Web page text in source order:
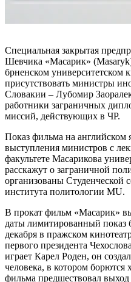
Специальная закрытая
Шевчика «Масарик» (Masaryk)
брненском университетском
присутствовать министры
Словакии – Лубомир
работники заграничных
миссий, действующих в ЧР.
Показ фильма на английском
выступления министров с
факультете Масарикова
расскажут о заграничной
организованы Студенческой
института политологии MU.
В прокат фильм «Масарик»
даты лимитированный показ
декабря в пражском
первого президента
играет Карел Роден, он
человека, в котором
фильма предшествовал